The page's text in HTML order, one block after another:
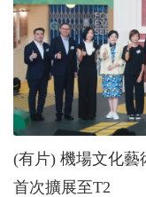
(有片) 機場文化
首次擴展至T2